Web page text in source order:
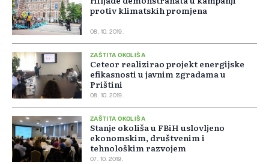
protiv klimatskih promjena
08. 10. 2019.
ZAŠTITA OKOLIŠA
Ceteor realizirao projekt energijske
efikasnosti u javnim zgradama u
Prištini
08. 10. 2019.
ZAŠTITA OKOLIŠA
Stanje okoliša u FBiH uslovljeno
ekonomskim, društvenim i
tehnološkim razvojem
07. 10. 2019.